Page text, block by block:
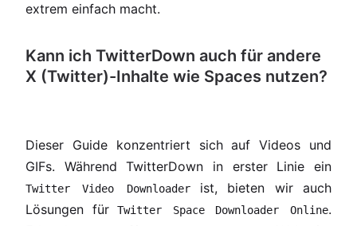
extrem einfach macht.
Kann ich TwitterDown auch für andere
X (Twitter)-Inhalte wie Spaces nutzen?
Dieser Guide konzentriert sich auf Videos und
GIFs. Während TwitterDown in erster Linie ein
Twitter Video Downloaderist, bieten wir auch
Lösungen fürTwitter Space Downloader Online.